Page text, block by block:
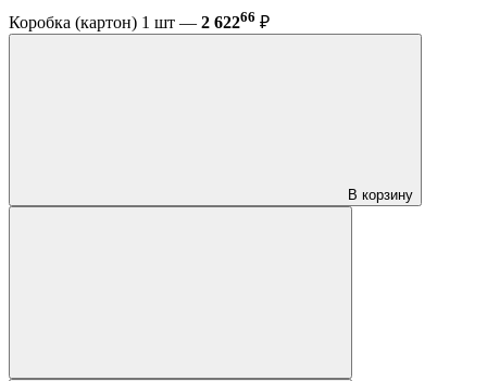
Коробка (картон) 1 шт — 2 62266 ₽
В корзину